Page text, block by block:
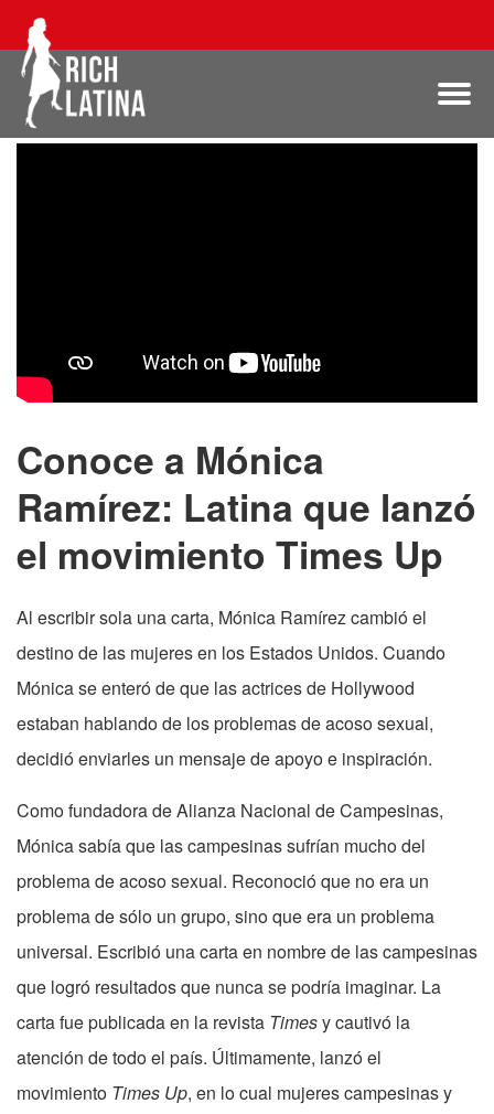
Conoce a Mónica
Ramírez: Latina que lanzó
el movimiento Times Up
Al escribir sola una carta, Mónica Ramírez cambió el
destino de las mujeres en los Estados Unidos. Cuando
Mónica se enteró de que las actrices de Hollywood
estaban hablando de los problemas de acoso sexual,
decidió enviarles un mensaje de apoyo e inspiración.
Como fundadora de Alianza Nacional de Campesinas,
Mónica sabía que las campesinas sufrían mucho del
problema de acoso sexual. Reconoció que no era un
problema de sólo un grupo, sino que era un problema
universal. Escribió una carta en nombre de las campesinas
que logró resultados que nunca se podría imaginar. La
carta fue publicada en la revista Timesy cautivó la
atención de todo el país. Últimamente, lanzó el
movimiento Times Up, en lo cual mujeres campesinas y